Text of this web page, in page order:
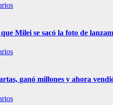
Milei se sacó la foto de
ganó millones y ahora